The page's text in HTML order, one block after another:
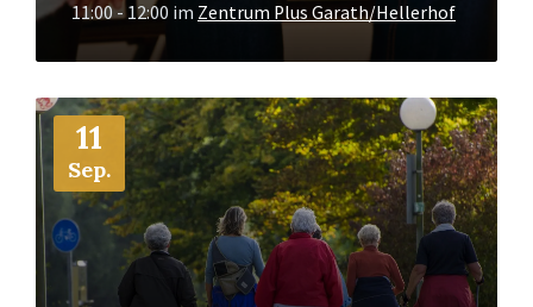
11:00 - 12:00 im Zentrum Plus Garath/Hellerhof
11
Sep.
Mehr
Info